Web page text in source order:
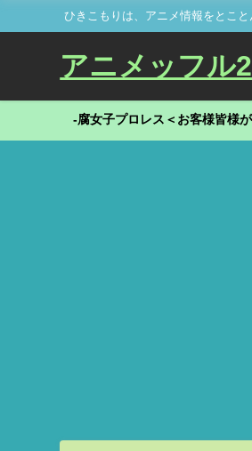
ひきこもりは、アニメ情報をとこ
アニメッフル
-腐女子プロレス＜お客様皆様